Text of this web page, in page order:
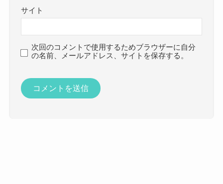
サイト
次回のコメントで使用するためブラウザーに自分
の名前、メールアドレス、サイトを保存する。